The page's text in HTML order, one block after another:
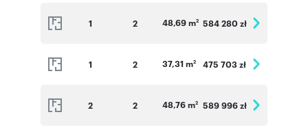
1 2 48,69 m2 584 280 zł
1 2 37,31 m2 475 703 zł
2 2 48,76 m2 589 996 zł